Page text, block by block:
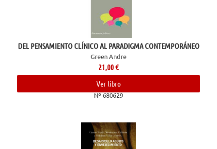
DEL PENSAMIENTO CLÍNICO AL PARADIGMA CONTEMPORÁNEO
Green Andre
21,00€
Ver libro
Nº 680629